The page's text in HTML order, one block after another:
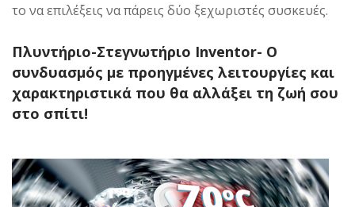
το να επιλέξεις να πάρεις δύο ξεχωριστές συσκευές.
Πλυντήριο-Στεγνωτήριο Inventor- Ο
συνδυασμός με προηγμένες λειτουργίες και
χαρακτηριστικά που θα αλλάξει τη ζωή σου
στο σπίτι!